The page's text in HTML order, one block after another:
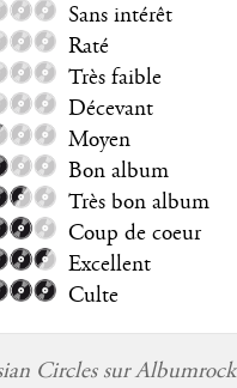
Sans intérêt
Raté
Très faible
Décevant
Moyen
Bon album
Très bon album
Coup de coeur
Excellent
Culte
Circles sur Albumrock